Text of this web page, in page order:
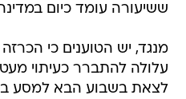
ששיעורה עומד כיום במדינה על
מנגד, יש הטוענים כי
עלולה להתברר כעיתוי מעט
לצאת בשבוע הבא למסע